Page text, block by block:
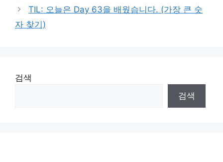
TIL: 오늘은 Day 63을 배웠습니다. (가장 큰 숫
자 찾기)
검색
검색